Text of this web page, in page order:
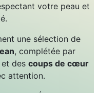
votre peau et
une sélection de
, complétée par
et des coups de cœur
attention.